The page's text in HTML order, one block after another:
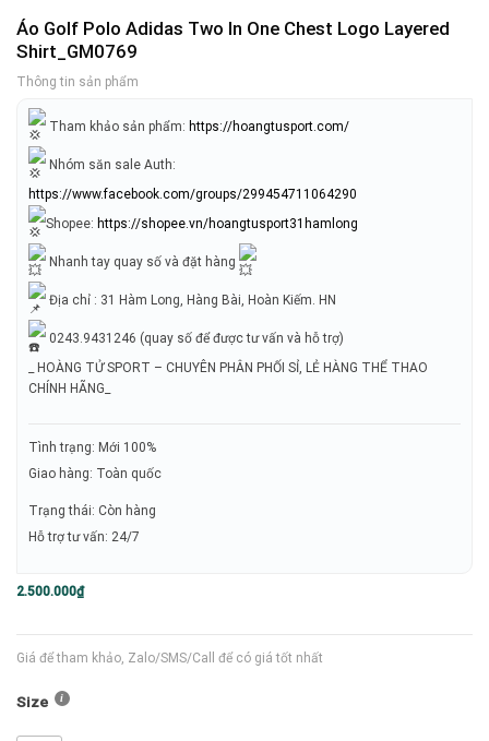
Áo Golf Polo Adidas Two In One Chest Logo Layered
Shirt_GM0769
Thông tin sản phẩm
Tham khảo sản phẩm: https://hoangtusport.com/
Nhóm săn sale Auth:
https://www.facebook.com/groups/299454711064290
Shopee: https://shopee.vn/hoangtusport31hamlong
Nhanh tay quay số và đặt hàng
Địa chỉ : 31 Hàm Long, Hàng Bài, Hoàn Kiếm. HN
0243.9431246 (quay số để được tư vấn và hỗ trợ)
_ HOÀNG TỬ SPORT – CHUYÊN PHÂN PHỐI SỈ, LẺ HÀNG THỂ THAO
CHÍNH HÃNG_
Tình trạng: Mới 100%
Giao hàng: Toàn quốc
Trạng thái: Còn hàng
Hỗ trợ tư vấn: 24/7
2.500.000₫
Giá để tham khảo, Zalo/SMS/Call để có giá tốt nhất
Size